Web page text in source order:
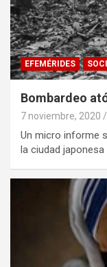
EFEMÉRIDES
Bombardeo
7 noviembre, 2020
Un micro informe
la ciudad